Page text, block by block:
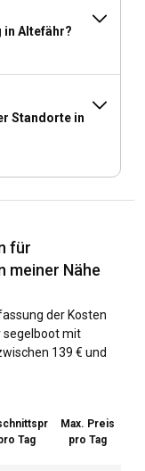
in Altefähr?
Standorte in
für
meiner Nähe
der Kosten
segelboot mit
139 € und
Tag
Max. Preis
pro Tag